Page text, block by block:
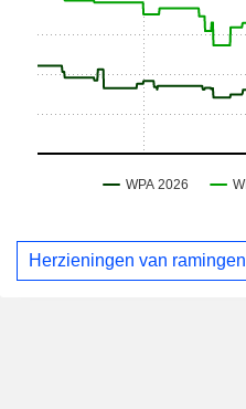
Herzieningen van ramingen